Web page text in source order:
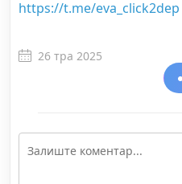
https://t.me/eva_click2dep
26 тра 2025